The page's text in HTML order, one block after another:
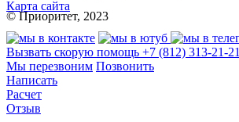
Карта сайта
© Приоритет, 2023
Вызвать скорую помощь +7 (812) 313-21-21
Мы перезвоним Позвонить
Написать
Расчет
Отзыв